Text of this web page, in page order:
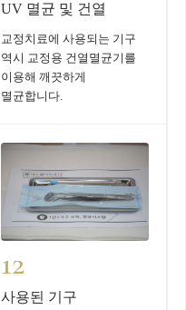
UV 멸균 및 건열
교정치료에 사용되는 기구
역시 교정용 건열멸균기를
이용해 깨끗하게
멸균합니다.
12
사용된 기구